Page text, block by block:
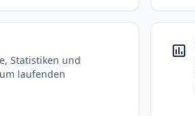
Statistiken und
laufenden